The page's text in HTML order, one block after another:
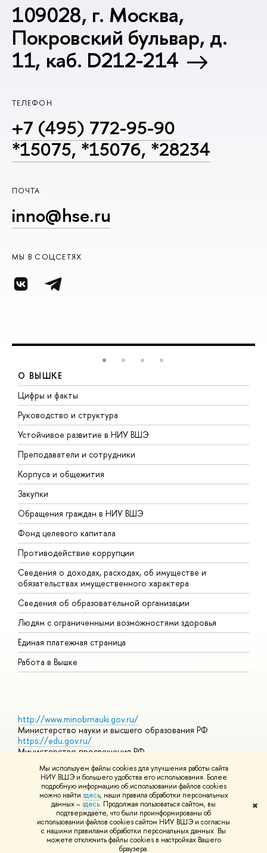
Мы используем файлы cookies для улучшения работы сайта
НИУ ВШЭ и большего удобства его использования. Более
подробную информацию об использовании файлов cookies
можно найти здесь, наши правила обработки персональных
данных –здесь. Продолжая пользоваться сайтом, вы
подтверждаете, что были проинформированы о
использовании файлов cookies сайтом НИУ ВШЭ и согласны
с нашими правилами обработки персональных данных. Вы
можете отключить файлы cookies в настройках Вашего
раузера.
✖
109028, г. Москва,
Покровский бульвар, д.
11, каб. D212-214
ТЕЛЕФОН
+7 (495) 772-95-90
*15075, *15076, *28234
ПОЧТА
inno@hse.ru
МЫ В СОЦСЕТЯХ
О ВЫШКЕ
Цифры и факты
Руководство и структура
Устойчивое развитие в НИУ ВШЭ
Преподаватели и сотрудники
Корпуса и общежития
Закупки
Обращения граждан в НИУ ВШЭ
Фонд целевого капитала
Противодействие коррупции
Сведения о доходах, расходах, об имуществе и
обязательствах имущественного характера
Сведения об образовательной организации
Людям с ограниченными возможностями здоровья
Единая платежная страница
Работа в Вышке
http://www.minobrnauki.gov.ru/
Министерство науки и высшего образования РФ
https://edu.gov.ru/
Министерство просвещения РФ
https://elearning.hse.ru/mooc
Массовые открытые онлайн-курсы
© НИУ ВШЭ 1993–2026 Адреса и контактыУсловия
использования материало Политика конфиденциальности
Шрифты HSE Sans и HSE Slab разработаныШколе дизайна НИУ